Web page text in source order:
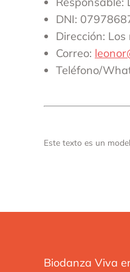
DNI:
Dirección:
Correo:
Teléfono/
Este texto es un
Biodanza Viva